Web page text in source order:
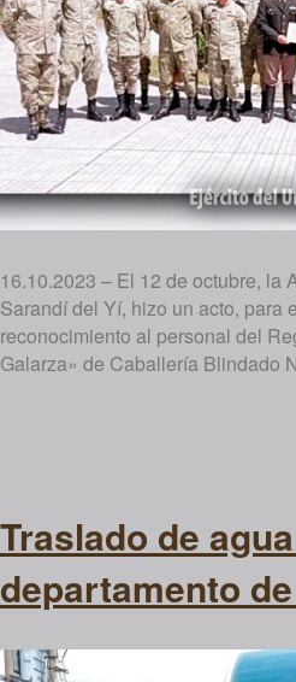
16.10.2023 – El 12 de octubre, la
Sarandí del Yí, hizo un acto, para
reconocimiento al personal del
Galarza» de Caballería Blindado
Traslado de
departamento